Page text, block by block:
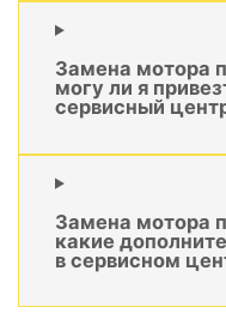
Замена мотора
могу ли я
сервисный
Замена мотора
какие
в сервисном